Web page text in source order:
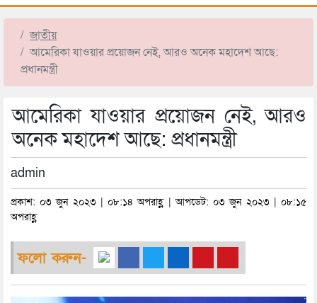
জাতীয়
আমেরিকা যাওয়ার প্রয়োজন নেই, আরও অনেক মহাদেশ আছে:
প্রধানমন্ত্রী
আমেরিকা যাওয়ার প্রয়োজন নেই, আরও
অনেক মহাদেশ আছে: প্রধানমন্ত্রী
admin
প্রকাশ: ০৩ জুন ২০২৩ | ০৮:১৪ অপরাহ্ণ | আপডেট: ০৩ জুন ২০২৩ | ০৮:১৫
অপরাহ্ণ
ফলো করুন-